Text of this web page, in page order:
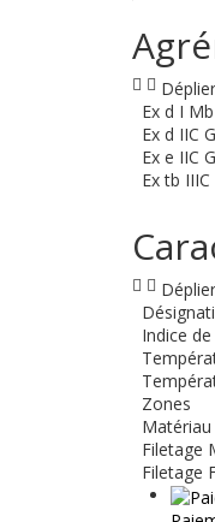
Déplier
Ex d I
Ex d IIC
Ex e IIC
Ex tb IIIC
Déplier
Indice
Zones
Matériau
Filetage
Filetage